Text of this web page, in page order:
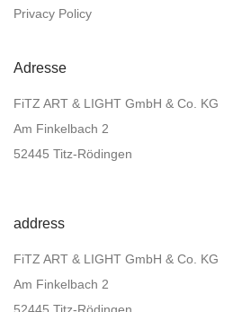
Privacy Policy
Adresse
FiTZ ART & LIGHT GmbH & Co. KG
Am Finkelbach 2
52445 Titz-Rödingen
address
FiTZ ART & LIGHT GmbH & Co. KG
Am Finkelbach 2